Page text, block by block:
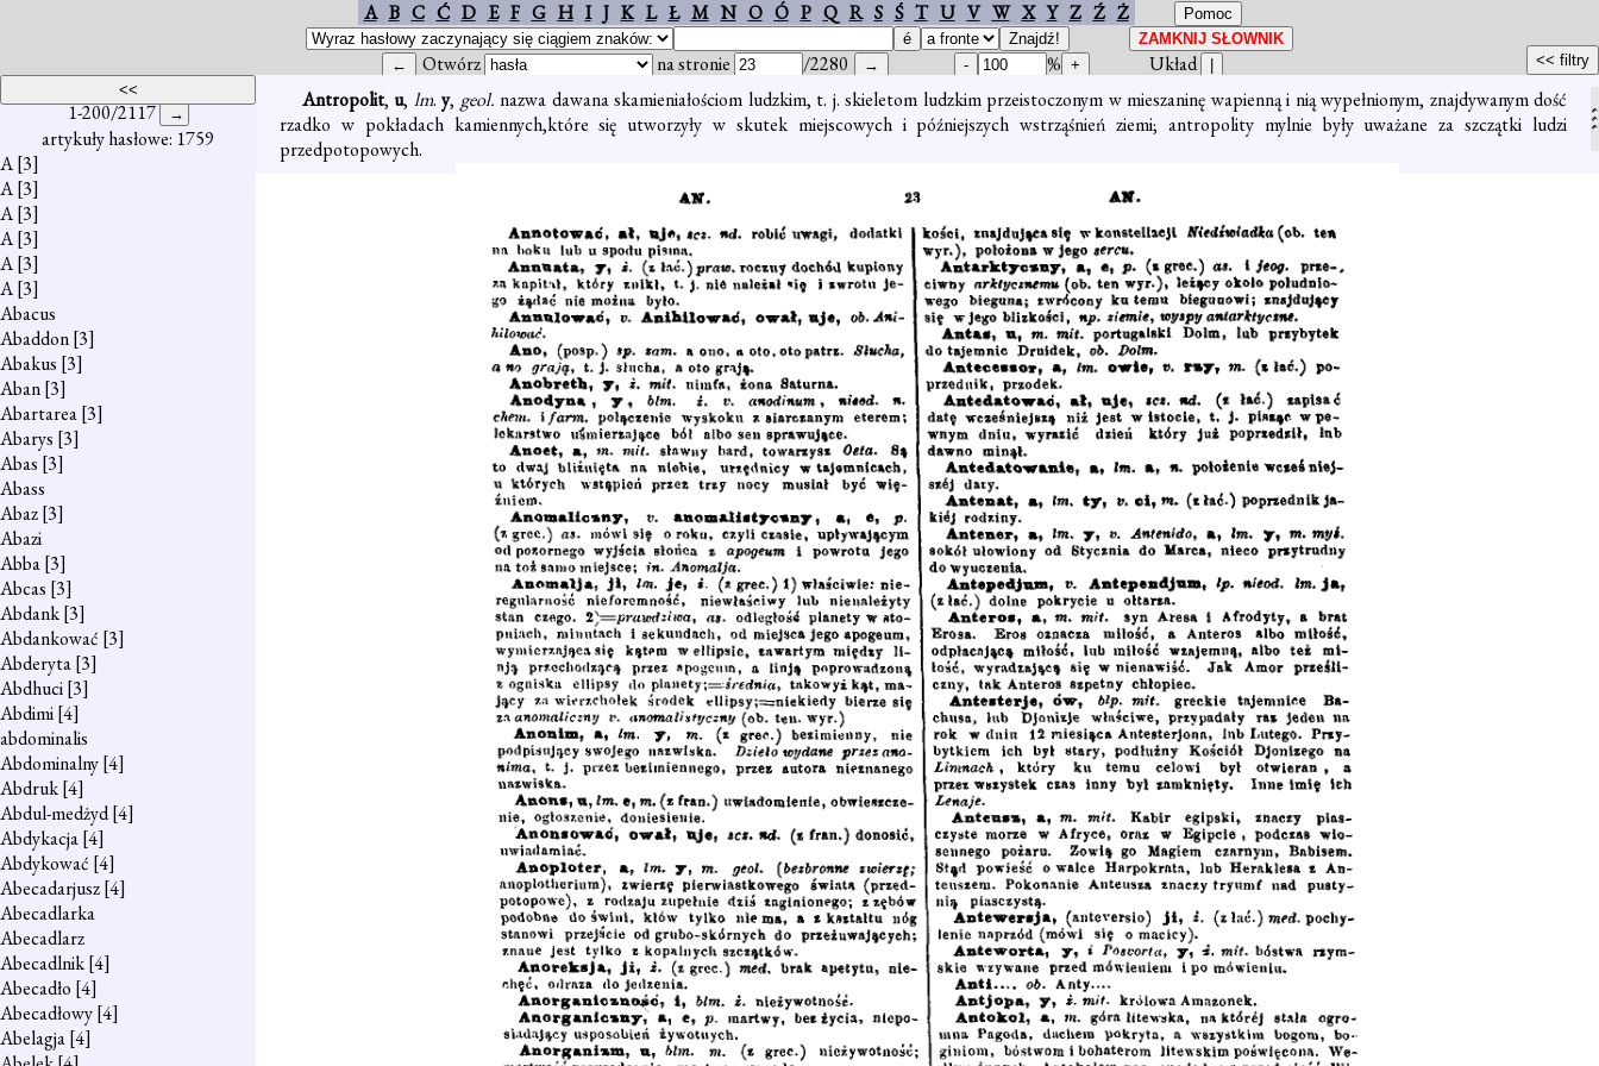
A B C Ć D E F G H I J K L Ł M N O Ó P Q R S Ś T U V W X Y Z Ź Ż
Otwórz na stronie /2280 %
Układ
1-200/2117
artykuły hasłowe: 1759
A[3]
A[3]
A[3]
A[3]
A[3]
A[3]
Abacus
Abaddon[3]
Abakus [3]
Aban[3]
Abartarea[3]
Abarys [3]
Abas [3]
Abass
Abaz[3]
Abazi
Abba[3]
Abcas [3]
Abdank[3]
Abdankować [3]
Abderyta[3]
Abdhuci[3]
Abdimi[4]
abdominalis
Abdominalny[4]
Abdruk[4]
Abdul-medżyd[4]
Abdykacja[4]
Abdykować [4]
Abecadarjusz[4]
Abecadlarka
Abecadlarz
Abecadlnik[4]
Abecadło [4]
Abecadłowy[4]
Abelagja[4]
Antropolit, u, lm. y, geol.nazwa dawana skamieniałościom ludzkim, t. j. skieletom ludzkim przeistoczonym w mieszaninę wapienną i nią wypełnionym, znajdywanym dość
rzadko w pokładach kamiennych,które się utworzyły w skutek miejscowych i późniejszych wstrząśnień ziemi; antropolity mylnie były uważane za szczątki ludzi
przedpotopowych.